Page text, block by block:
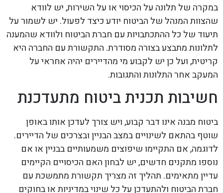
במקרה של תלונה על הכיסוי או על השירות, יש לוודא
שהצוות המנהל של הביטוח יודע כיצד לפעול. יש לשמור על
תיעוד של כל ההתכתבויות עם חברת הביטוח ולוודא שהמענה
לתלונות מתבצע בצורה מסודרת. התקשורת עם החברה היא
קריטית, ועל כן יש לקבוע מי מהדיירים יהיה אחראי על
המעקב אחר התלונות והתגובות.
חשיבות תכנית ביטוח מתעדכנת
ביטוח מבנה אינו דבר קבוע, ויש צורך לעדכן אותו באופן
שוטף בהתאם לשינויים במצב הבניין ובצרכים של הדיירים.
לדוגמה, אם התקיימו שיפוצים משמעותיים בבניין או אם
נוספו מתקנים חדשים, יש לבחון האם הכיסויים הקיימים
עדיין מתאימים. תהליך זה מצריך תקשורת מתמשכת עם
חברת הביטוח ולהתעדכן על כל שינוי במדיניות או בחוקים